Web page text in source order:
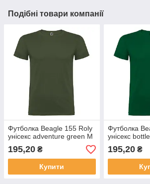
Подібні товари компанії
Футболка Beagle 155 Roly
унісекс adventure green M
195,20 ₴
Купити
Футболка
унісекс
195,20₴